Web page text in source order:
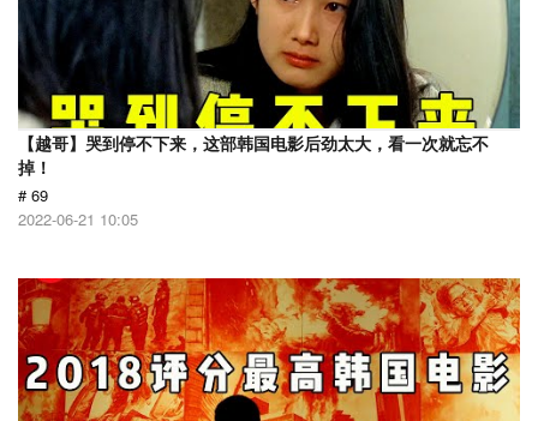
【越哥】哭到停不下来，这部韩国电影后劲太大，看一次就忘不
掉！
# 69
2022-06-21 10:05